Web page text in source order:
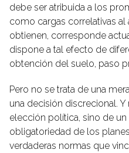
debe ser atribuida a los
como cargas correlativas
obtienen, corresponde
dispone a tal efecto de
obtención del suelo, paso
Pero no se trata de una
una decisión discrecional.
elección política, sino de
obligatoriedad de los
verdaderas normas que